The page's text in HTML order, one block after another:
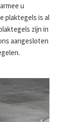
u
plaktegels is al
zijn in
aangesloten